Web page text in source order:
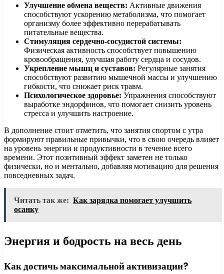
Улучшение обмена веществ: Активные движения
способствуют ускорению метаболизма, что помогает
организму более эффективно перерабатывать
питательные вещества.
Стимуляция сердечно-сосудистой системы:
Физическая активность способствует повышению
кровообращения, улучшая работу сердца и сосудов.
Укрепление мышц и суставов: Регулярные занятия
способствуют развитию мышечной массы и улучшению
гибкости, что снижает риск травм.
Психологическое здоровье: Упражнения способствуют
выработке эндорфинов, что помогает снизить уровень
стресса и улучшить настроение.
В дополнение стоит отметить, что занятия спортом с утра
формируют правильные привычки, что в свою очередь влияет
на уровень энергии и продуктивности в течение всего
времени. Этот позитивный эффект заметен не только
физически, но и ментально, добавляя мотивацию для решения
повседневных задач.
Читать так же: Как зарядка помогает улучшить
осанку
Энергия и бодрость на весь день
Как достичь максимальной активизации?